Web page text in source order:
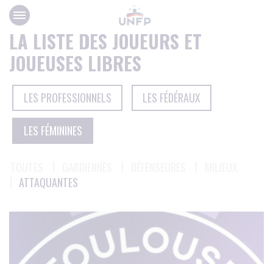
Panneau de gestion des cookies
LA LISTE DES JOUEURS ET
JOUEUSES LIBRES
LES PROFESSIONNELS LES FÉDÉRAUX
LES FÉMININES
ATTAQUANTES